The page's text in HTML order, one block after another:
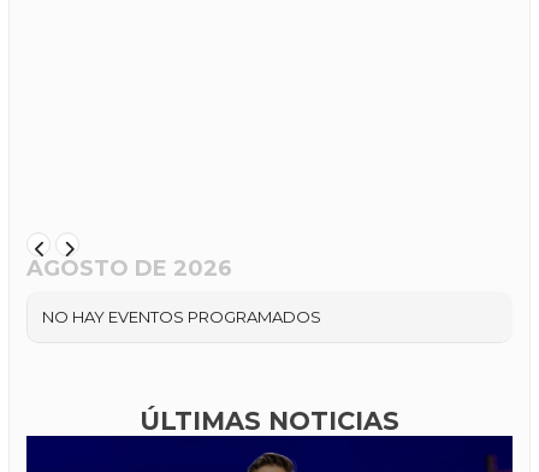
AGOSTO DE 2026
NO HAY EVENTOS PROGRAMADOS
ÚLTIMAS NOTICIAS